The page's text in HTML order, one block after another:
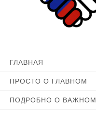
ГЛАВНАЯ
ПРОСТО О ГЛАВНОМ
ПОДРОБНО О ВАЖНОМ